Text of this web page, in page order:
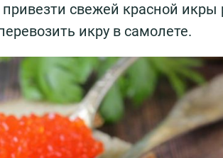
свежей красной
икру в самолете.